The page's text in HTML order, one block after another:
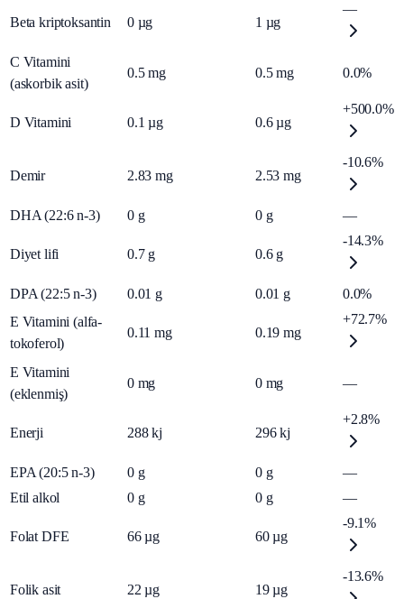
Beta kriptoksantin 0 µg 1 µg
—
C Vitamini
(askorbik asit)
0.5 mg 0.5 mg 0.0%
D Vitamini 0.1 µg 0.6 µg
+500.0%
Demir 2.83 mg 2.53 mg
-10.6%
DHA (22:6 n-3) 0 g 0 g —
Diyet lifi 0.7 g 0.6 g
-14.3%
DPA (22:5 n-3) 0.01 g 0.01 g
0.0%
E Vitamini (alfa-
tokoferol)
0.11 mg 0.19 mg
+72.7%
E Vitamini
(eklenmiş)
0 mg 0 mg —
Enerji 288 kj 296 kj
+2.8%
EPA (20:5 n-3) 0 g 0 g
—
Etil alkol
0 g 0 g —
Folat DFE 66 µg 60 µg
-9.1%
Folik asit 22 µg 19 µg
-13.6%